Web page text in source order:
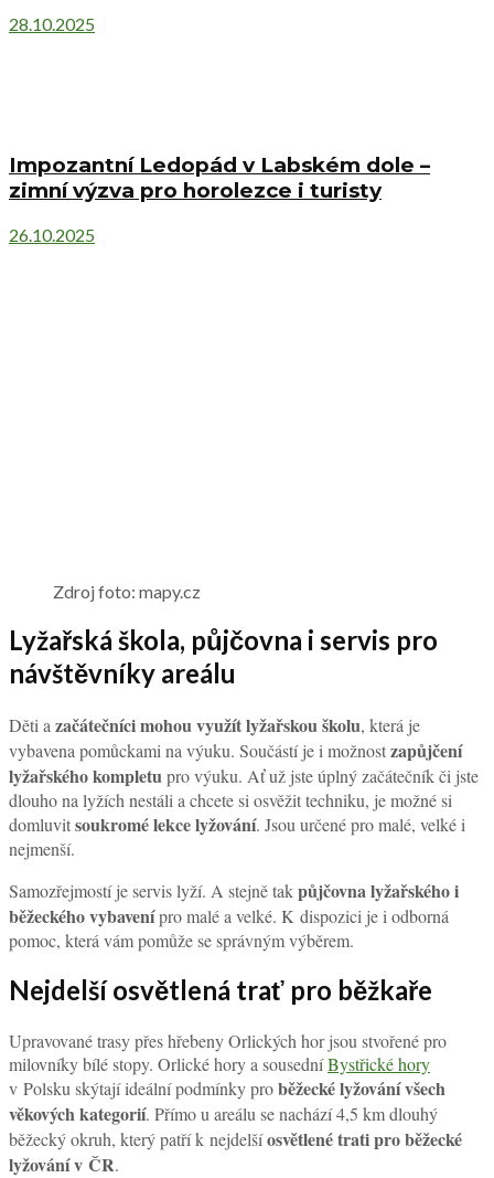
28.10.2025
Impozantní Ledopád v Labském dole –
zimní výzva pro horolezce i turisty
26.10.2025
Zdroj foto: mapy.cz
Lyžařská škola, půjčovna i servis pro
návštěvníky areálu
Děti a začátečníci mohou využít lyžařskou školu, která je
vybavena pomůckami na výuku. Součástí je i možnostzapůjčení
lyžařského kompletupro výuku. Ať už jste úplný začátečník či jste
dlouho na lyžích nestáli a chcete si osvěžit techniku, je možné si
domluvitsoukromé lekce lyžování. Jsou určené pro malé, velké i
nejmenší.
Samozřejmostí je servis lyží. A stejně takpůjčovna lyžařského i
běžeckého vybavenípro malé a velké. K dispozici je i odborná
pomoc, která vám pomůže se správným výběrem.
Nejdelší osvětlená trať pro běžkaře
Upravované trasy přes hřebeny Orlických hor jsou stvořené pro
milovníky bílé stopy. Orlické hory a sousedníBystřické hory
v Polsku skýtají ideální podmínky proběžecké lyžování všech
věkových kategorií. Přímo u areálu se nachází 4,5 km dlouhý
běžecký okruh, který patří k nejdelšíosvětlené trati pro běžecké
lyžování v ČR.